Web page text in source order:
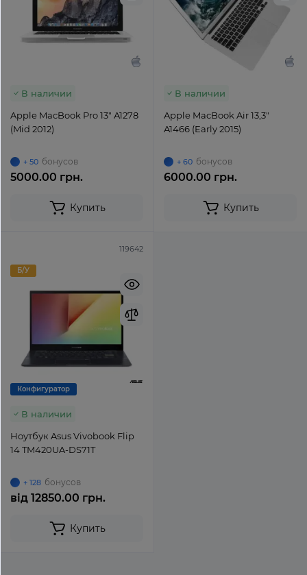
В наличии
Apple MacBook Pro 13" A1278
(Mid 2012)
+ 50 бонусов
5000.00 грн.
Купить
В наличии
Apple MacBook Air 13,3"
A1466 (Early 2015)
+ 60 бонусов
6000.00 грн.
Купить
119642
Б/У
Конфигуратор
В наличии
Ноутбук Asus Vivobook Flip
14 TM420UA-DS71T
+ 128 бонусов
від 12850.00 грн.
Купить